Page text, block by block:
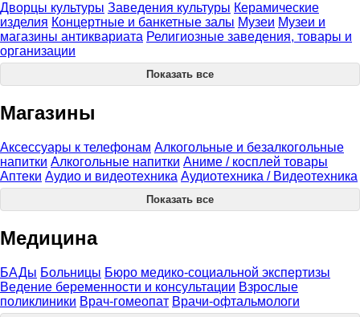
Дворцы культуры Заведения культуры Керамические
изделия Концертные и банкетные залы Музеи Музеи и
магазины антиквариата Религиозные заведения, товары и
организации
Показать все
Магазины
Аксессуары к телефонам Алкогольные и безалкогольные
напитки Алкогольные напитки Аниме / косплей товары
Аптеки Аудио и видеотехника Аудиотехника / Видеотехника
Показать все
Медицина
БАДы Больницы Бюро медико-социальной экспертизы
Ведение беременности и консультации Взрослые
поликлиники Врач-гомеопат Врачи-офтальмологи